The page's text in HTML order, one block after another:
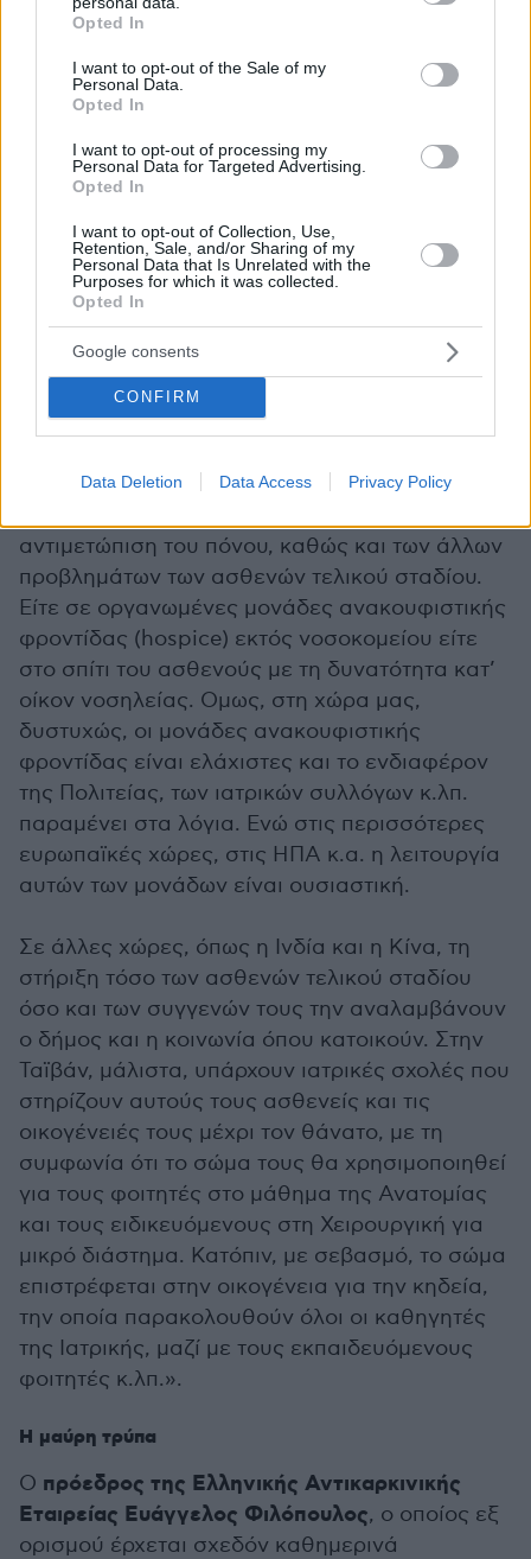
grant or deny consent to Google and its third-party tags to
use your data for below specified purposes in below Google
consent section.
Opted In
I want to opt-out of the Sale of my
Personal Data.
Opted In
I want to opt-out of processing my
Personal Data for Targeted Advertising.
Opted In
I want to opt-out of Collection, Use,
Retention, Sale, and/or Sharing of my
Personal Data that Is Unrelated with the
Purposes for which it was collected.
Opted In
Google consents
CONFIRM
Data Deletion Data Access Privacy Policy
Αφορμής δοθείσης, τόσο από το περιστατικό
διακεκριμένος καθηγητής Χειρουργικής
Δημήτρης Λινός αναφέρει στο «Πρώτο Θέμα»
ότι «σύντομα η συζήτηση για τη νομιμοποίηση
της ευθανασίας θα αρχίσει και στην Ελλάδα.
χώρες όπου έχει νομικά επιτραπεί, σχεδόν το
σύνολο των γιατρών αντιτίθεται στην
ενεργητική ευθανασία, αλλά συνεχίζει να
στηρίζει την παθητική ευθανασία, δηλαδή την
περίπτωση όπου διακόπτεται ή δεν χορηγείται
θεραπεία όταν δεν υπάρχει ιατρική ελπίδα για
βελτίωση της κατάστασης του ασθενούς.
Εμείς οι γιατροί στηρίζουμε την παρηγορητική
αντιμετώπιση του πόνου, καθώς και των άλλων
προβλημάτων των ασθενών τελικού σταδίου.
Είτε σε οργανωμένες μονάδες ανακουφιστικής
φροντίδας (hospice) εκτός νοσοκομείου είτε
στο σπίτι του ασθενούς με τη δυνατότητα κατ’
οίκον νοσηλείας. Ομως, στη χώρα μας,
δυστυχώς, οι μονάδες ανακουφιστικής
φροντίδας είναι ελάχιστες και το ενδιαφέρον
της Πολιτείας, των ιατρικών συλλόγων κ.λπ.
παραμένει στα λόγια. Ενώ στις περισσότερες
ευρωπαϊκές χώρες, στις ΗΠΑ κ.α. η λειτουργία
αυτών των μονάδων είναι ουσιαστική.
Σε άλλες χώρες, όπως η Ινδία και η Κίνα, τη
στήριξη τόσο των ασθενών τελικού σταδίου
όσο και των συγγενών τους την αναλαμβάνουν
ο δήμος και η κοινωνία όπου κατοικούν. Στην
Ταϊβάν, μάλιστα, υπάρχουν ιατρικές σχολές που
στηρίζουν αυτούς τους ασθενείς και τις
οικογένειές τους μέχρι τον θάνατο, με τη
συμφωνία ότι το σώμα τους θα χρησιμοποιηθεί
για τους φοιτητές στο μάθημα της Ανατομίας
και τους ειδικευόμενους στη Χειρουργική για
μικρό διάστημα. Κατόπιν, με σεβασμό, το σώμα
επιστρέφεται στην οικογένεια για την κηδεία,
την οποία παρακολουθούν όλοι οι καθηγητές
της Ιατρικής, μαζί με τους εκπαιδευόμενους
φοιτητές κ.λπ.».
Η μαύρη τρύπα
Ο πρόεδρος της Ελληνικής Αντικαρκινικής
Εταιρείας Ευάγγελος Φιλόπουλος, ο οποίος εξ
ορισμού έρχεται σχεδόν καθημερινά